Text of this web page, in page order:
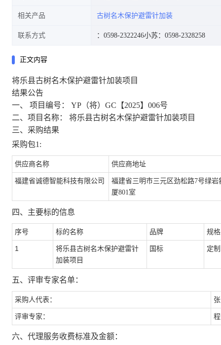
相关产品 古树名木保护避雷针加装
联系方式 ：0598-2322246小苏：0598-2328258
正文内容
将乐县古树名木保护避雷针加装项目
结果公告
一、
项目编号：
YP（将）GC【2025】006号
二、项目名称：
将乐县古树名木保护避雷针加装项目
三、采购结果
采购包1:
供应商名称 供应商地址
福建省诚德智能科技有限公司 福建省三明市三元区劲松路7号绿岩
厦801室
四、主要标的信息
序号 标的名称 品牌 规
1
将乐县古树名木保护避雷针
加装项目
国标 定制
五、评审专家名单：
采购人代表：
评审专家：
六、代理服务收费标准及金额：